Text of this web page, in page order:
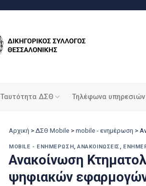
Ταυτότητα ΔΣΘ Τηλέφωνα υπηρεσιών
Αρχική > ΔΣΘ Mobile > mobile - ενημέρωση >
MOBILE - ΕΝΗΜΈΡΩΣΗ,ΑΝΑΚΟΙΝΏΣΕΙΣ ,
Ανακοίνωση
ψηφιακών